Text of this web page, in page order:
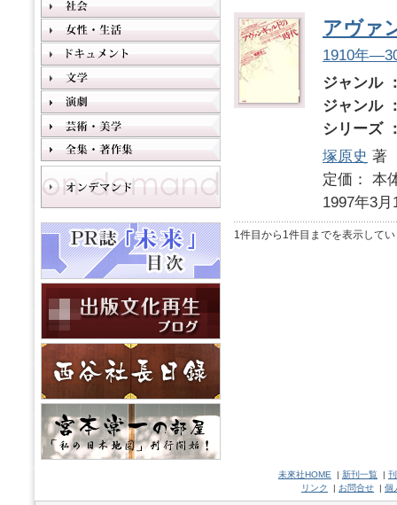
アヴァ
1910年
ジャンル
ジャンル
シリーズ
塚原史 著
定価：
1997年3月
1件目から1件目までを表示して
未來社HOME | 新刊一覧 |
リンク
| お問合せ | 個